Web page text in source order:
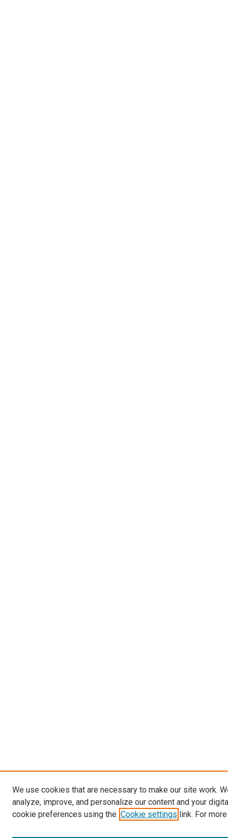
We use cookies that are necessary to make our site work.
analyze, improve, and personalize our content and your
cookie preferences using the Cookie settings link. For